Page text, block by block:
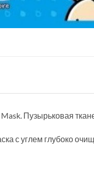
Пузырьковая
с углем глубоко